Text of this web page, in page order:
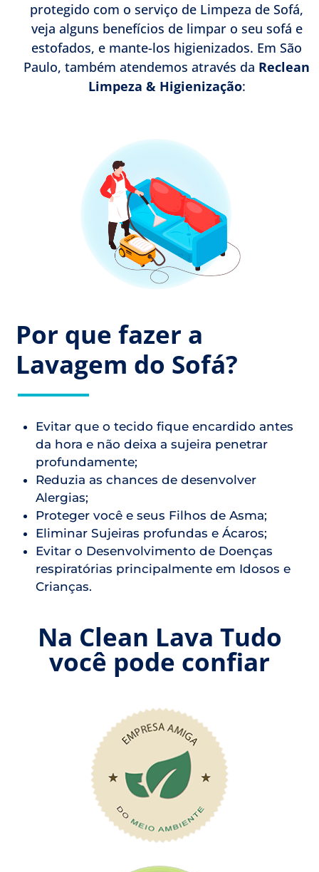
protegido com o serviço de Limpeza de Sofá,
veja alguns benefícios de limpar o seu sofá e
estofados, e mante-los higienizados. Em São
Paulo, também atendemos através da Reclean
Limpeza & Higienização:
Por que fazer a
Lavagem do Sofá?
Evitar que o tecido fique encardido antes
da hora e não deixa a sujeira penetrar
profundamente;
Reduzia as chances de desenvolver
Alergias;
Proteger você e seus Filhos de Asma;
Eliminar Sujeiras profundas e Ácaros;
Evitar o Desenvolvimento de Doenças
respiratórias principalmente em Idosos e
Crianças.
Na Clean Lava Tudo
você pode confiar